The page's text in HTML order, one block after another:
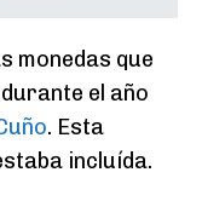
monedas que
el año
. Esta
incluída.